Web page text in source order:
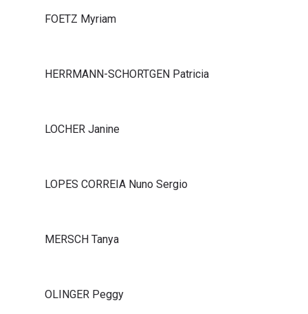
FOETZ Myriam
HERRMANN-SCHORTGEN Patricia
LOCHER Janine
LOPES CORREIA Nuno Sergio
MERSCH Tanya
OLINGER Peggy